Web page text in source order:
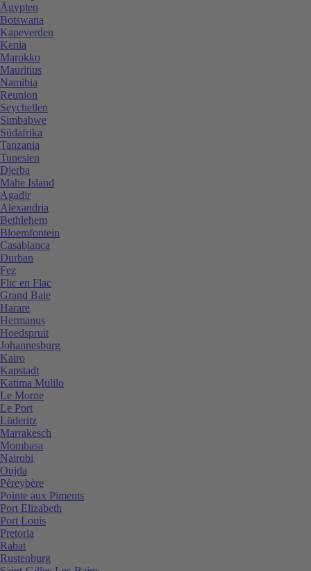
Ägypten
Botswana
Kapeverden
Kenia
Marokko
Mauritius
Namibia
Reunion
Seychellen
Simbabwe
Südafrika
Tanzania
Tunesien
Djerba
Mahe Island
Agadir
Alexandria
Bethlehem
Bloemfontein
Casablanca
Durban
Fez
Flic en Flac
Grand Baie
Harare
Hermanus
Hoedspruit
Johannesburg
Kairo
Kapstadt
Katima Mulilo
Le Morne
Le Port
Lüderitz
Marrakesch
Mombasa
Nairobi
Oujda
Péreybère
Pointe aux Piments
Port Elizabeth
Port Louis
Pretoria
Rabat
Rustenburg